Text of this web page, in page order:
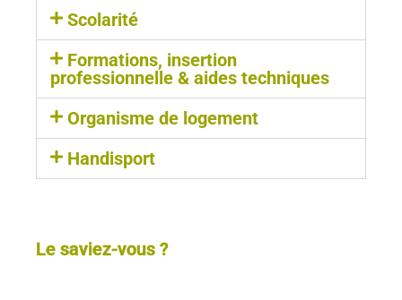
Scolarité
Formations, insertion
professionnelle & aides techniques​
Organisme de logement
Handisport
Le saviez-vous ?